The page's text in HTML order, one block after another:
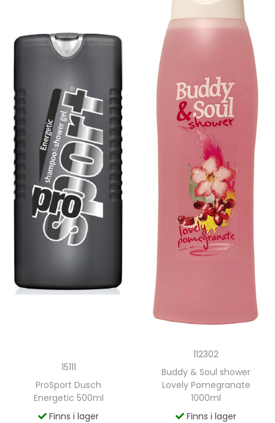
15111
ProSport Dusch
Energetic 500ml
Finns i lager
112302
Buddy & Soul shower
Lovely Pomegranate
1000ml
Finns i lager